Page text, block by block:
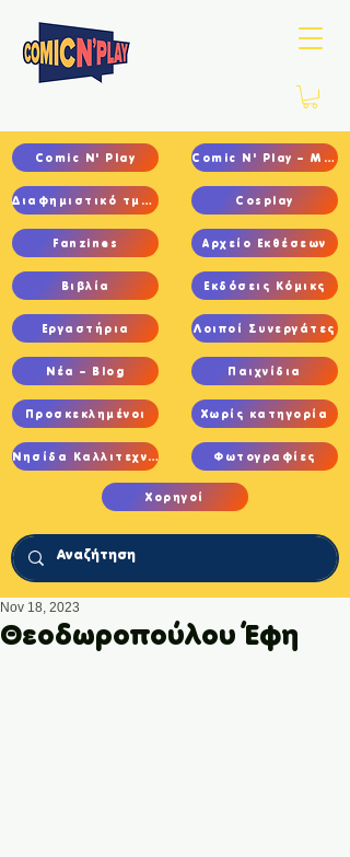
Comic N' Play
Διαφημιστικό τμήμα
Fanzines
Βιβλία
Εργαστήρια
Νέα – Blog
Προσκεκλημένοι
Νησίδα Καλλιτεχνών
Comic N' Play – Main
Cosplay
Αρχείο Εκθέσεων
Εκδόσεις Κόμικς
Λοιποί Συνεργάτες
Παιχνίδια
Χωρίς κατηγορία
Φωτογραφίες
Χορηγοί
Θεοδωροπούλου Έφη
Nov 18, 2023